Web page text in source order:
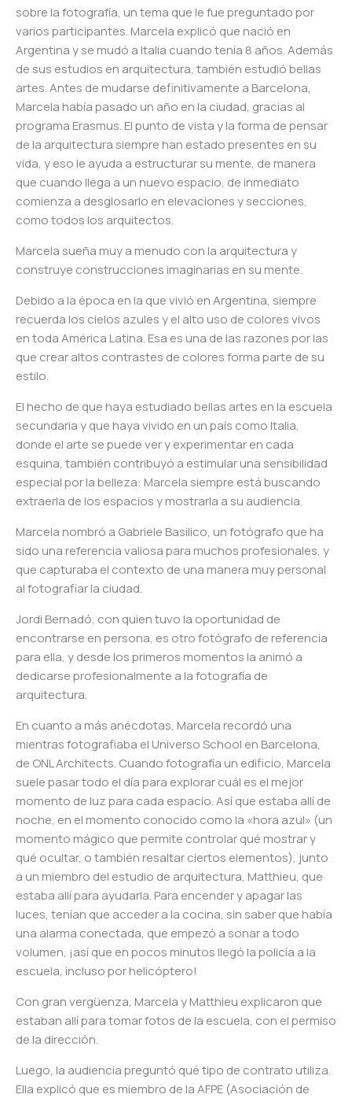
sobre la fotografía, un tema que le fue preguntado por
varios participantes. Marcela explicó que nació en
Argentina y se mudó a Italia cuando tenía 8 años. Además
de sus estudios en arquitectura, también estudió bellas
artes. Antes de mudarse definitivamente a Barcelona,
Marcela había pasado un año en la ciudad, gracias al
programa Erasmus. El punto de vista y la forma de pensar
de la arquitectura siempre han estado presentes en su
vida, y eso le ayuda a estructurar su mente, de manera
que cuando llega a un nuevo espacio, de inmediato
comienza a desglosarlo en elevaciones y secciones,
como todos los arquitectos.
Marcela sueña muy a menudo con la arquitectura y
construye construcciones imaginarias en su mente.
Debido a la época en la que vivió en Argentina, siempre
recuerda los cielos azules y el alto uso de colores vivos
en toda América Latina. Esa es una de las razones por las
que crear altos contrastes de colores forma parte de su
estilo.
El hecho de que haya estudiado bellas artes en la escuela
secundaria y que haya vivido en un país como Italia,
donde el arte se puede ver y experimentar en cada
esquina, también contribuyó a estimular una sensibilidad
especial por la belleza: Marcela siempre está buscando
extraerla de los espacios y mostrarla a su audiencia.
Marcela nombró a Gabriele Basilico, un fotógrafo que ha
sido una referencia valiosa para muchos profesionales, y
que capturaba el contexto de una manera muy personal
al fotografiar la ciudad.
Jordi Bernadó, con quien tuvo la oportunidad de
encontrarse en persona, es otro fotógrafo de referencia
para ella, y desde los primeros momentos la animó a
dedicarse profesionalmente a la fotografía de
arquitectura.
En cuanto a más anécdotas, Marcela recordó una
mientras fotografiaba el Universo School en Barcelona,
de ONL Architects. Cuando fotografía un edificio, Marcela
suele pasar todo el día para explorar cuál es el mejor
momento de luz para cada espacio. Así que estaba allí de
noche, en el momento conocido como la «hora azul» (un
momento mágico que permite controlar qué mostrar y
qué ocultar, o también resaltar ciertos elementos), junto
a un miembro del estudio de arquitectura, Matthieu, que
estaba allí para ayudarla. Para encender y apagar las
luces, tenían que acceder a la cocina, sin saber que había
una alarma conectada, que empezó a sonar a todo
volumen, ¡así que en pocos minutos llegó la policía a la
escuela, incluso por helicóptero!
Con gran vergüenza, Marcela y Matthieu explicaron que
estaban allí para tomar fotos de la escuela, con el permiso
de la dirección.
Luego, la audiencia preguntó qué tipo de contrato utiliza.
Ella explicó que es miembro de la AFPE (Asociación de